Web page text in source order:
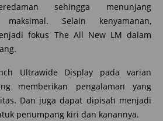
sehingga menunjang
Selain kenyamanan,
fokus The All New LM dalam
Ultrawide Display pada varian
memberikan pengalaman yang
Dan juga dapat dipisah menjadi
penumpang kiri dan kanannya.